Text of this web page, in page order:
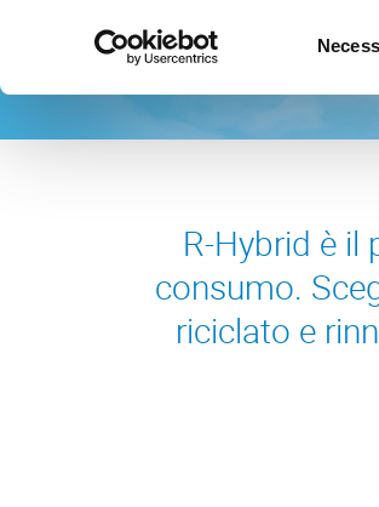
R-Hybrid è
consumo.
riciclato e